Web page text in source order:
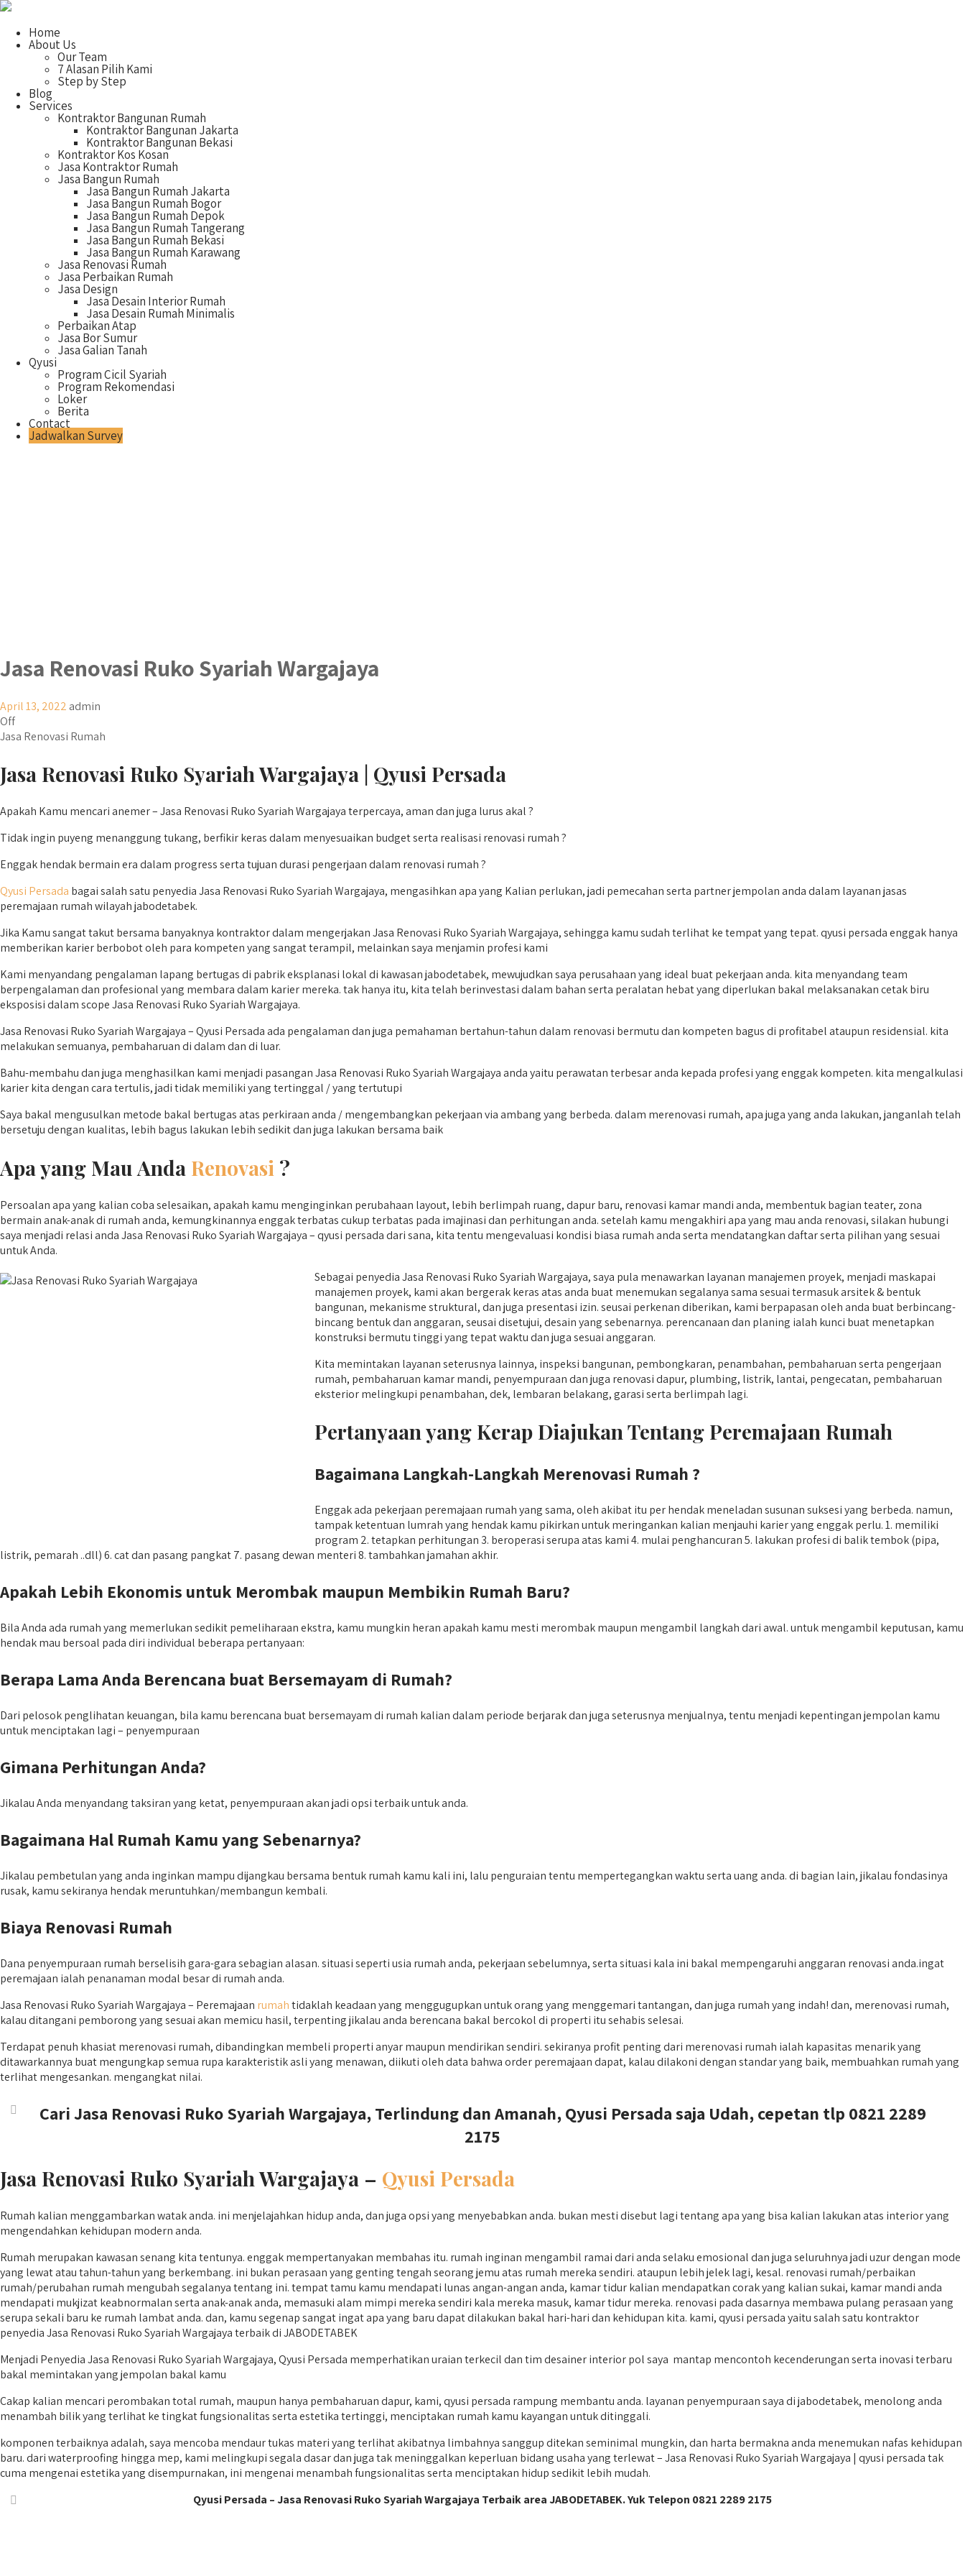
Home
About Us
Our Team
7 Alasan Pilih Kami
Step by Step
Blog
Services
Kontraktor Bangunan Rumah
Kontraktor Bangunan Jakarta
Kontraktor Bangunan Bekasi
Kontraktor Kos Kosan
Jasa Kontraktor Rumah
Jasa Bangun Rumah
Jasa Bangun Rumah Jakarta
Jasa Bangun Rumah Bogor
Jasa Bangun Rumah Depok
Jasa Bangun Rumah Tangerang
Jasa Bangun Rumah Bekasi
Jasa Bangun Rumah Karawang
Jasa Renovasi Rumah
Jasa Perbaikan Rumah
Jasa Design
Jasa Desain Interior Rumah
Jasa Desain Rumah Minimalis
Perbaikan Atap
Jasa Bor Sumur
Jasa Galian Tanah
Qyusi
Program Cicil Syariah
Program Rekomendasi
Loker
Berita
Contact
Jadwalkan Survey
Jasa Renovasi Ruko Syariah Wargajaya
April 13, 2022 admin
Off
Jasa Renovasi Rumah
Jasa Renovasi Ruko Syariah Wargajaya | Qyusi Persada
Apakah Kamu mencari anemer – Jasa Renovasi Ruko Syariah Wargajaya terpercaya, aman dan juga lurus akal ?
Tidak ingin puyeng menanggung tukang, berfikir keras dalam menyesuaikan budget serta realisasi renovasi rumah ?
Enggak hendak bermain era dalam progress serta tujuan durasi pengerjaan dalam renovasi rumah ?
Qyusi Persada bagai salah satu penyedia Jasa Renovasi Ruko Syariah Wargajaya, mengasihkan apa yang Kalian perlukan, jadi pemecahan serta partner jempolan anda dalam layanan jasas
peremajaan rumah wilayah jabodetabek.
Jika Kamu sangat takut bersama banyaknya kontraktor dalam mengerjakan Jasa Renovasi Ruko Syariah Wargajaya, sehingga kamu sudah terlihat ke tempat yang tepat. qyusi persada enggak hanya
memberikan karier berbobot oleh para kompeten yang sangat terampil, melainkan saya menjamin profesi kami
Kami menyandang pengalaman lapang bertugas di pabrik eksplanasi lokal di kawasan jabodetabek, mewujudkan saya perusahaan yang ideal buat pekerjaan anda. kita menyandang team
berpengalaman dan profesional yang membara dalam karier mereka. tak hanya itu, kita telah berinvestasi dalam bahan serta peralatan hebat yang diperlukan bakal melaksanakan cetak biru
eksposisi dalam scope Jasa Renovasi Ruko Syariah Wargajaya.
Jasa Renovasi Ruko Syariah Wargajaya – Qyusi Persada ada pengalaman dan juga pemahaman bertahun-tahun dalam renovasi bermutu dan kompeten bagus di profitabel ataupun residensial. kita
melakukan semuanya, pembaharuan di dalam dan di luar.
Bahu-membahu dan juga menghasilkan kami menjadi pasangan Jasa Renovasi Ruko Syariah Wargajaya anda yaitu perawatan terbesar anda kepada profesi yang enggak kompeten. kita mengalkulasi
karier kita dengan cara tertulis, jadi tidak memiliki yang tertinggal / yang tertutupi
Saya bakal mengusulkan metode bakal bertugas atas perkiraan anda / mengembangkan pekerjaan via ambang yang berbeda. dalam merenovasi rumah, apa juga yang anda lakukan, janganlah telah
bersetuju dengan kualitas, lebih bagus lakukan lebih sedikit dan juga lakukan bersama baik
Apa yang Mau Anda Renovasi ?
Persoalan apa yang kalian coba selesaikan, apakah kamu menginginkan perubahaan layout, lebih berlimpah ruang, dapur baru, renovasi kamar mandi anda, membentuk bagian teater, zona
bermain anak-anak di rumah anda, kemungkinannya enggak terbatas cukup terbatas pada imajinasi dan perhitungan anda. setelah kamu mengakhiri apa yang mau anda renovasi, silakan hubungi
saya menjadi relasi anda Jasa Renovasi Ruko Syariah Wargajaya – qyusi persada dari sana, kita tentu mengevaluasi kondisi biasa rumah anda serta mendatangkan daftar serta pilihan yang sesuai
untuk Anda.
Sebagai penyedia Jasa Renovasi Ruko Syariah Wargajaya, saya pula menawarkan layanan manajemen proyek, menjadi maskapai
manajemen proyek, kami akan bergerak keras atas anda buat menemukan segalanya sama sesuai termasuk arsitek & bentuk
bangunan, mekanisme struktural, dan juga presentasi izin. seusai perkenan diberikan, kami berpapasan oleh anda buat berbincang-
bincang bentuk dan anggaran, seusai disetujui, desain yang sebenarnya. perencanaan dan planing ialah kunci buat menetapkan
konstruksi bermutu tinggi yang tepat waktu dan juga sesuai anggaran.
Kita memintakan layanan seterusnya lainnya, inspeksi bangunan, pembongkaran, penambahan, pembaharuan serta pengerjaan
rumah, pembaharuan kamar mandi, penyempuraan dan juga renovasi dapur, plumbing, listrik, lantai, pengecatan, pembaharuan
eksterior melingkupi penambahan, dek, lembaran belakang, garasi serta berlimpah lagi.
Pertanyaan yang Kerap Diajukan Tentang Peremajaan Rumah
Bagaimana Langkah-Langkah Merenovasi Rumah ?
Enggak ada pekerjaan peremajaan rumah yang sama, oleh akibat itu per hendak meneladan susunan suksesi yang berbeda. namun,
tampak ketentuan lumrah yang hendak kamu pikirkan untuk meringankan kalian menjauhi karier yang enggak perlu. 1. memiliki
program 2. tetapkan perhitungan 3. beroperasi serupa atas kami 4. mulai penghancuran 5. lakukan profesi di balik tembok (pipa,
listrik, pemarah ..dll) 6. cat dan pasang pangkat 7. pasang dewan menteri 8. tambahkan jamahan akhir.
Apakah Lebih Ekonomis untuk Merombak maupun Membikin Rumah Baru?
Bila Anda ada rumah yang memerlukan sedikit pemeliharaan ekstra, kamu mungkin heran apakah kamu mesti merombak maupun mengambil langkah dari awal. untuk mengambil keputusan, kamu
hendak mau bersoal pada diri individual beberapa pertanyaan:
Berapa Lama Anda Berencana buat Bersemayam di Rumah?
Dari pelosok penglihatan keuangan, bila kamu berencana buat bersemayam di rumah kalian dalam periode berjarak dan juga seterusnya menjualnya, tentu menjadi kepentingan jempolan kamu
untuk menciptakan lagi – penyempuraan
Gimana Perhitungan Anda?
Jikalau Anda menyandang taksiran yang ketat, penyempuraan akan jadi opsi terbaik untuk anda.
Bagaimana Hal Rumah Kamu yang Sebenarnya?
Jikalau pembetulan yang anda inginkan mampu dijangkau bersama bentuk rumah kamu kali ini, lalu penguraian tentu mempertegangkan waktu serta uang anda. di bagian lain, jikalau fondasinya
rusak, kamu sekiranya hendak meruntuhkan/membangun kembali.
Biaya Renovasi Rumah
Dana penyempuraan rumah berselisih gara-gara sebagian alasan. situasi seperti usia rumah anda, pekerjaan sebelumnya, serta situasi kala ini bakal mempengaruhi anggaran renovasi anda.ingat
peremajaan ialah penanaman modal besar di rumah anda.
Jasa Renovasi Ruko Syariah Wargajaya – Peremajaan rumahtidaklah keadaan yang menggugupkan untuk orang yang menggemari tantangan, dan juga rumah yang indah! dan, merenovasi rumah,
kalau ditangani pemborong yang sesuai akan memicu hasil, terpenting jikalau anda berencana bakal bercokol di properti itu sehabis selesai.
Terdapat penuh khasiat merenovasi rumah, dibandingkan membeli properti anyar maupun mendirikan sendiri. sekiranya profit penting dari merenovasi rumah ialah kapasitas menarik yang
ditawarkannya buat mengungkap semua rupa karakteristik asli yang menawan, diikuti oleh data bahwa order peremajaan dapat, kalau dilakoni dengan standar yang baik, membuahkan rumah yang
terlihat mengesankan. mengangkat nilai.
Cari Jasa Renovasi Ruko Syariah Wargajaya, Terlindung dan Amanah, Qyusi Persada saja Udah, cepetan tlp 0821 2289
2175
Jasa Renovasi Ruko Syariah Wargajaya – Qyusi Persada
Rumah kalian menggambarkan watak anda. ini menjelajahkan hidup anda, dan juga opsi yang menyebabkan anda. bukan mesti disebut lagi tentang apa yang bisa kalian lakukan atas interior yang
mengendahkan kehidupan modern anda.
Rumah merupakan kawasan senang kita tentunya. enggak mempertanyakan membahas itu. rumah inginan mengambil ramai dari anda selaku emosional dan juga seluruhnya jadi uzur dengan mode
yang lewat atau tahun-tahun yang berkembang. ini bukan perasaan yang genting tengah seorang jemu atas rumah mereka sendiri. ataupun lebih jelek lagi, kesal. renovasi rumah/perbaikan
rumah/perubahan rumah mengubah segalanya tentang ini. tempat tamu kamu mendapati lunas angan-angan anda, kamar tidur kalian mendapatkan corak yang kalian sukai, kamar mandi anda
mendapati mukjizat keabnormalan serta anak-anak anda, memasuki alam mimpi mereka sendiri kala mereka masuk, kamar tidur mereka. renovasi pada dasarnya membawa pulang perasaan yang
serupa sekali baru ke rumah lambat anda. dan, kamu segenap sangat ingat apa yang baru dapat dilakukan bakal hari-hari dan kehidupan kita. kami, qyusi persada yaitu salah satu kontraktor
penyedia Jasa Renovasi Ruko Syariah Wargajaya terbaik di JABODETABEK
Menjadi Penyedia Jasa Renovasi Ruko Syariah Wargajaya, Qyusi Persada memperhatikan uraian terkecil dan tim desainer interior pol saya mantap mencontoh kecenderungan serta inovasi terbaru
bakal memintakan yang jempolan bakal kamu
Cakap kalian mencari perombakan total rumah, maupun hanya pembaharuan dapur, kami, qyusi persada rampung membantu anda. layanan penyempuraan saya di jabodetabek, menolong anda
menambah bilik yang terlihat ke tingkat fungsionalitas serta estetika tertinggi, menciptakan rumah kamu kayangan untuk ditinggali.
komponen terbaiknya adalah, saya mencoba mendaur tukas materi yang terlihat akibatnya limbahnya sanggup ditekan seminimal mungkin, dan harta bermakna anda menemukan nafas kehidupan
baru. dari waterproofing hingga mep, kami melingkupi segala dasar dan juga tak meninggalkan keperluan bidang usaha yang terlewat – Jasa Renovasi Ruko Syariah Wargajaya | qyusi persada tak
cuma mengenai estetika yang disempurnakan, ini mengenai menambah fungsionalitas serta menciptakan hidup sedikit lebih mudah.
Qyusi Persada – Jasa Renovasi Ruko Syariah Wargajaya Terbaik area JABODETABEK. Yuk Telepon 0821 2289 2175